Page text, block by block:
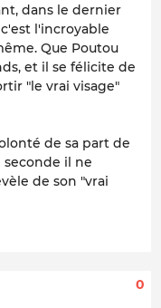
dans le dernier
l'incroyable
Que Poutou
et il se félicite de
"le vrai visage"
de sa part de
seconde il ne
de son "vrai
0